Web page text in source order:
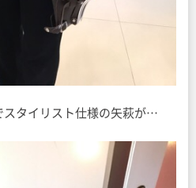
スタイリスト仕様の矢萩が…